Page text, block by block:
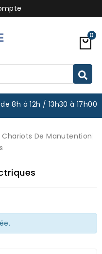
0
8h à 12h / 13h30 à 17h00
Chariots De Manutention